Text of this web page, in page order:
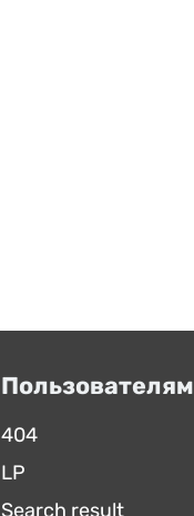
Пользователям
404
LP
Search result